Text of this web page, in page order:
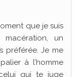
que je suis
macération, un
préférée. Je me
à l’homme
qui te juge